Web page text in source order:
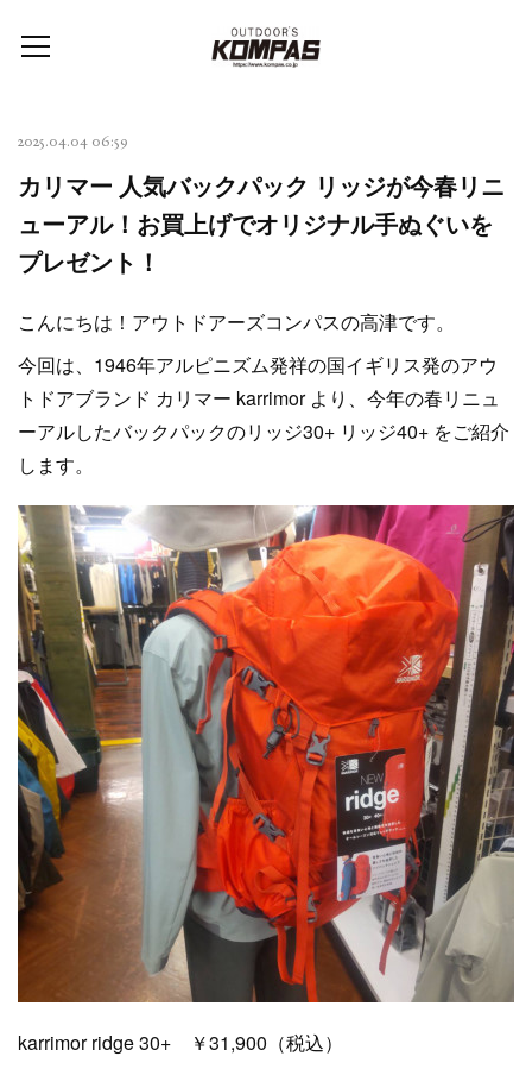
2025.04.04 06:59
カリマー 人気バックパック リッジが今春リニ
ューアル！お買上げでオリジナル手ぬぐいを
プレゼント！
こんにちは！アウトドアーズコンパスの高津です。
今回は、1946年アルピニズム発祥の国イギリス発のアウ
トドアブランド カリマー karrimor より、今年の春リニュ
ーアルしたバックパックのリッジ30+ リッジ40+ をご紹介
します。
karrimor ridge 30+ ￥31,900（税込）